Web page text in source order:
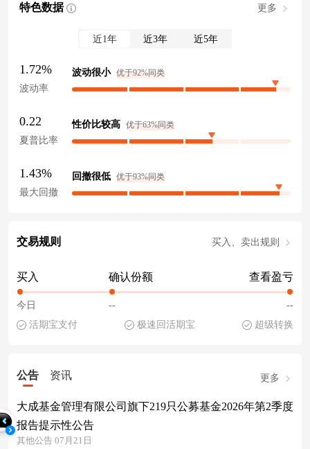
特色数据 更多
近1年 近3年 近5年
1.72%
波动率
波动很小 优于92%同类
0.22
夏普比率
性价比较高 优于63%同类
1.43%
最大回撤
回撤很低 优于93%同类
交易规则 买入、卖出规则
买入
今日
确认份额
--
查看盈亏
--
活期宝支付
极速回活期宝 超级转换
公告 资讯 更多
大成基金管理有限公司旗下219只公募基金2026年第2季度
报告提示性公告
其他公告 07月21日